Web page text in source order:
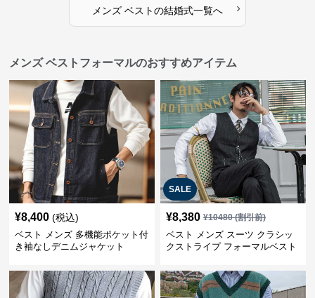
メンズ ベストの結婚式一覧へ ›
メンズ ベストフォーマルのおすすめアイテム
¥8,400 (税込)
ベスト メンズ 多機能ポケット付
き袖なしデニムジャケット
SALE
¥8,380 ¥10480(割引前)
ベスト メンズ スーツ クラシッ
クストライプ フォーマルベスト